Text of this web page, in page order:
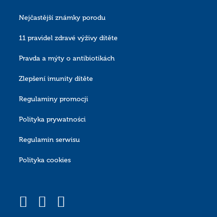
jménem a ve
bude taková
Nejčastější známky porodu
11 pravidel zdravé výživy dítěte
Pravda a mýty o antibiotikách
Zlepšení imunity dítěte
Regulaminy promocji
Polityka prywatności
Regulamin serwisu
Polityka cookies